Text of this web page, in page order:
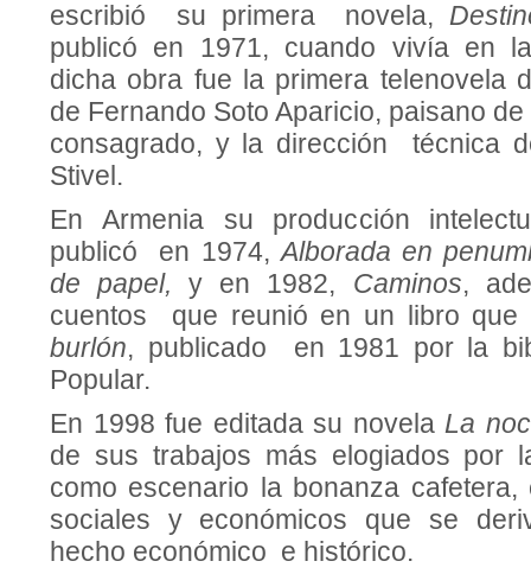
escribió su primera novela,
publicó en 1971, cuando vivía en la
dicha obra fue la primera telenovela
de Fernando Soto Aparicio, paisano
consagrado, y la dirección técnica
Stivel.
En Armenia su producción
publicó en 1974,Alborada en
de papel,y en 1982, Caminos,
cuentos que reunió en un libro que
burlón, publicado en 1981 por la
Popular.
En 1998 fue editada su novela La
de sus trabajos más elogiados por
como escenario la bonanza
sociales y económicos que se
hecho económico e histórico.